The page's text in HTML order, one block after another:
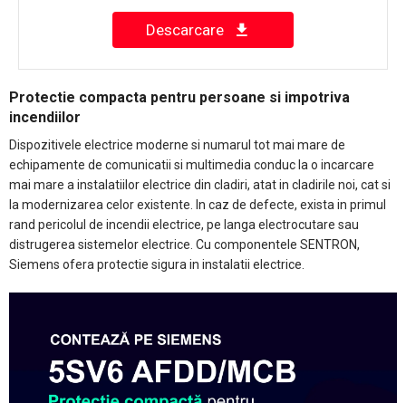
Descarcare
Protectie compacta pentru persoane si impotriva
incendiilor
Dispozitivele electrice moderne si numarul tot mai mare de
echipamente de comunicatii si multimedia conduc la o incarcare
mai mare a instalatiilor electrice din cladiri, atat in cladirile noi, cat si
la modernizarea celor existente. In caz de defecte, exista in primul
rand pericolul de incendii electrice, pe langa electrocutare sau
distrugerea sistemelor electrice. Cu componentele SENTRON,
Siemens ofera protectie sigura in instalatii electrice.